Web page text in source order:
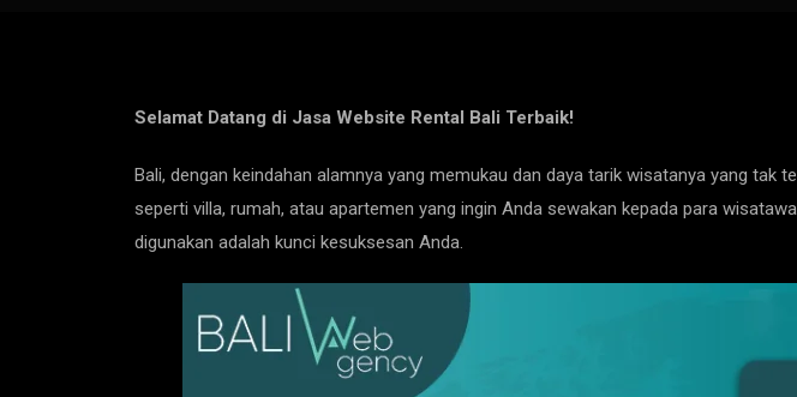
Selamat Datang di Jasa Website Rental Bali Terbaik!
Bali, dengan keindahan alamnya yang memukau dan daya tarik wisatanya yang
seperti villa, rumah, atau apartemen yang ingin Anda sewakan kepada para
digunakan adalah kunci kesuksesan Anda.